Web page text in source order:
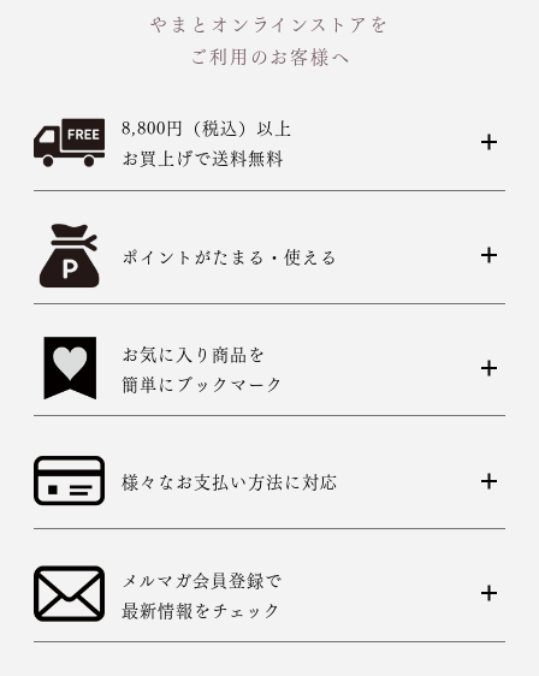
やまとオンラインストアを
ご利用のお客様へ
8,800円（税込）以上
お買上げで送料無料
ポイントがたまる・使える
お気に入り商品を
簡単にブックマーク
様々なお支払い方法に対応
メルマガ会員登録で
最新情報をチェック